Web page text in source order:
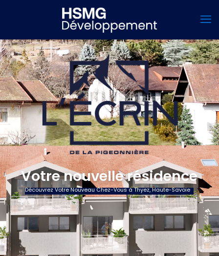
Découvrez Votre Nouveau Chez-Vous à Thyez, Haute-Savoie
Votre nouvelle résidence